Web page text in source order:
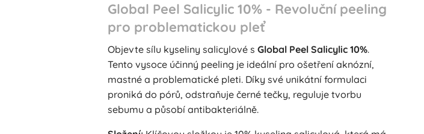
Global Peel Salicylic 10% - Revoluční peeling
pro problematickou pleť
Objevte sílu kyseliny salicylové sGlobal Peel Salicylic 10%.
Tento vysoce účinný peeling je ideální pro ošetření aknózní,
mastné a problematické pleti. Díky své unikátní formulaci
proniká do pórů, odstraňuje černé tečky, reguluje tvorbu
sebumu a působí antibakteriálně.